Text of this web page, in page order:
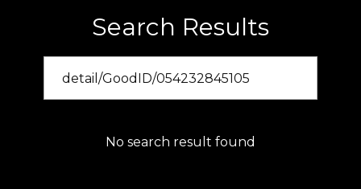
Search Results
No search result found